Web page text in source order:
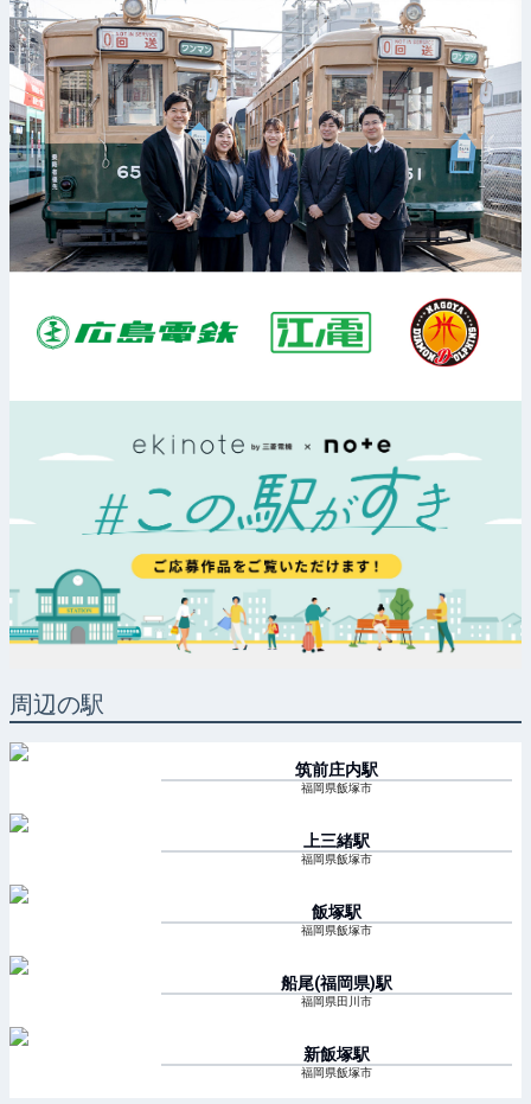
周辺の駅
筑前庄内駅
福岡県飯塚市
上三緒駅
福岡県飯塚市
飯塚駅
福岡県飯塚市
船尾(福岡県)駅
福岡県田川市
新飯塚駅
福岡県飯塚市